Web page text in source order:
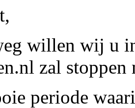
willen wij u
zal stoppen
periode